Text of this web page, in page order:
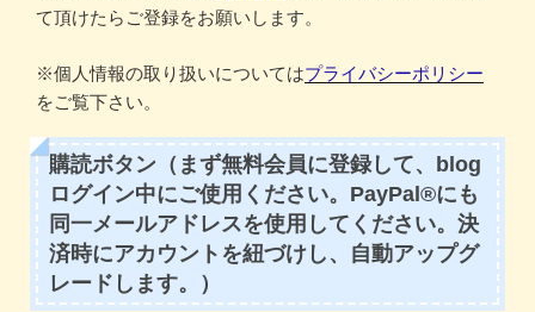
て頂けたらご登録をお願いします。
※個人情報の取り扱いについてはプライバシーポリシー
をご覧下さい。
購読ボタン（まず無料会員に登録して、blog
ログイン中にご使用ください。PayPal®にも
同一メールアドレスを使用してください。決
済時にアカウントを紐づけし、自動アップグ
レードします。）